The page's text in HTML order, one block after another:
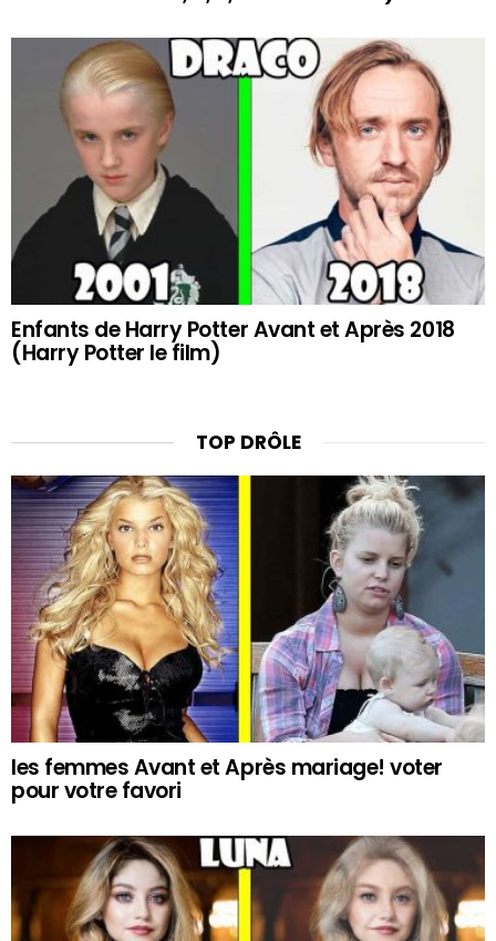
Enfants de Harry Potter Avant et Après 2018
(Harry Potter le film)
TOP DRÔLE
les femmes Avant et Après mariage! voter
pour votre favori